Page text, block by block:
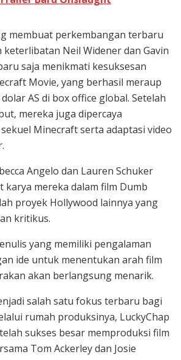
membuat perkembangan terbaru
keterlibatan Neil Widener dan Gavin
saja menikmati kesuksesan
Movie, yang berhasil meraup
AS di box office global. Setelah
mereka juga dipercaya
Minecraft serta adaptasi video
Angelo dan Lauren Schuker
karya mereka dalam film Dumb
proyek Hollywood lainnya yang
kritikus.
yang memiliki pengalaman
ide untuk menentukan arah film
akan berlangsung menarik.
salah satu fokus terbaru bagi
rumah produksinya, LuckyChap
sukses besar memproduksi film
Tom Ackerley dan Josie